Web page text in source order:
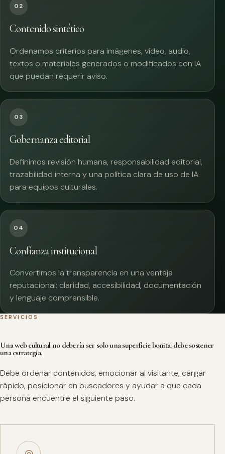
02
Contenido sintético
Ordenamos criterios para imágenes, vídeo, audio,
textos o materiales generados o modificados con IA
que puedan requerir aviso.
03
Gobernanza editorial
Definimos revisión humana, responsabilidad editorial,
trazabilidad interna y una política clara de uso de IA
para equipos culturales.
04
Confianza institucional
Convertimos la transparencia en una ventaja
reputacional: claridad, accesibilidad, documentación
y lenguaje comprensible.
SERVICIOS
Una web cultural no debería ser solo una superficie bonita: debe sostener
una estrategia.
Debe ordenar contenidos, emocionar al visitante, cargar
rápido, posicionar en buscadores y ayudar a que cada
persona encuentre el siguiente paso.